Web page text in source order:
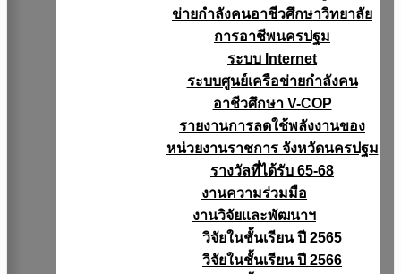
ข่ายกำลังคนอาชีวศึกษาวิทยาลัย
การอาชีพนครปฐม
ระบบ Internet
ระบบศูนย์เครือข่ายกำลังคน
อาชีวศึกษา V-COP
รายงานการลดใช้พลังงานของ
หน่วยงานราชการ จังหวัดนครปฐม
รางวัลที่ได้รับ 65-68
งานความร่วมมือ
งานวิจัยเเละพัฒนาฯ
วิจัยในชั้นเรียน ปี 2565
วิจัยในชั้นเรียน ปี 2566